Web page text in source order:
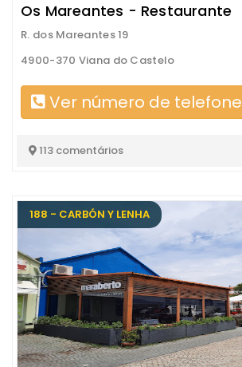
Os Mareantes - Restaurante
R. dos Mareantes 19
4900-370 Viana do Castelo
Ver número de telefone
113 comentários
188 - CARBÓN Y LENHA